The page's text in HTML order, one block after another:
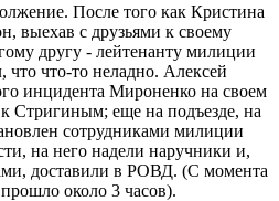
После того как Кристина
выехав с друзьями к своему
другу - лейтенанту милиции
что-то неладно. Алексей
инцидента Мироненко на своем
Стригиным; еще на подъезде, на
сотрудниками милиции
на него надели наручники и,
доставили в РОВД. (С момента
около 3 часов).